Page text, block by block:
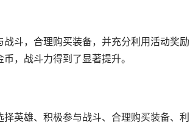
斗，合理购买装备，并充分利用活动奖励
，战斗力得到了显著提升。
英雄、积极参与战斗、合理购买装备、利